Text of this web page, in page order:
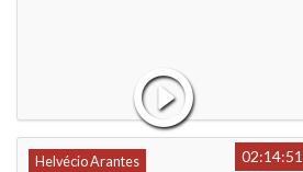
Helvécio Arantes
02:14:51